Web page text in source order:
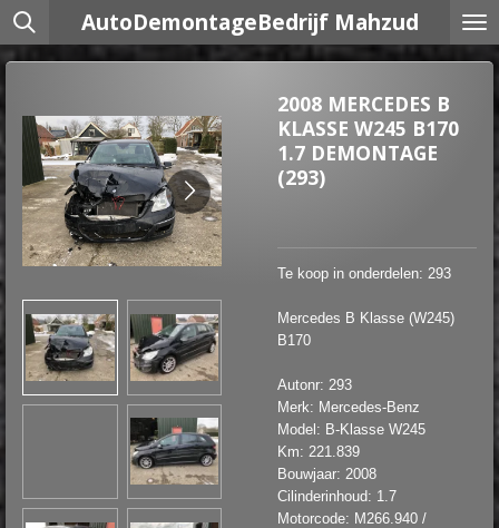
Ga
direct
naar
AutoDemontageBedrijf Mahzud
2008 MERCEDES B
KLASSE W245 B170
1.7 DEMONTAGE
(293)
Te koop in onderdelen: 293
Mercedes B Klasse (W245)
B170
Autonr: 293
Merk: Mercedes-Benz
Model: B-Klasse W245
Km: 221.839
Bouwjaar: 2008
Cilinderinhoud: 1.7
Motorcode: M266.940 /